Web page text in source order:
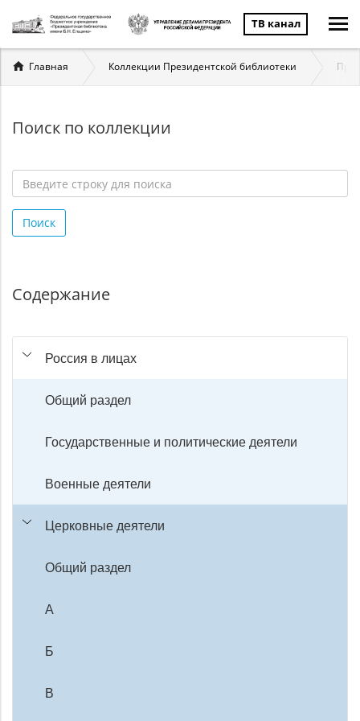
ТВ канал
Вы
здесь
Главная Коллекции Президентской библиотеки
Поиск по коллекции
строку
для
Поиск
Содержание
Россия в лицах
Общий раздел
Государственные и политические деятели
Военные деятели
Церковные деятели
Общий раздел
А
Б
В